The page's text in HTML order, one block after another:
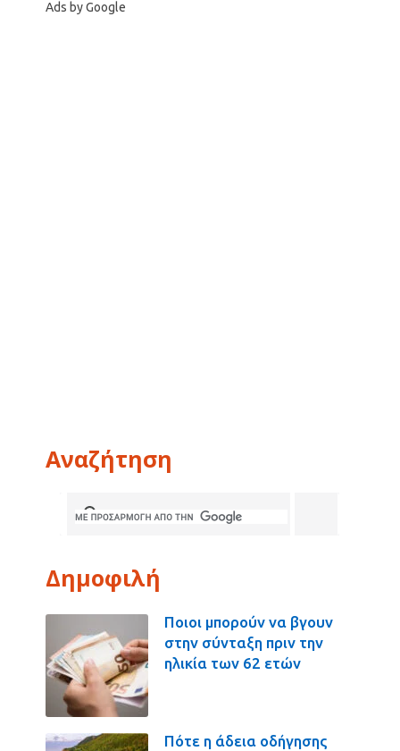
Ads by Google
Αναζήτηση
Δημοφιλή
Ποιοι μπορούν να βγουν
στην σύνταξη πριν την
ηλικία των 62 ετών
Πότε η άδεια οδήγησης